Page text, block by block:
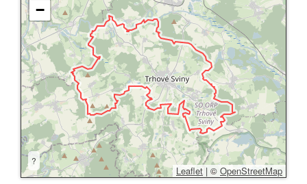
−
?
Leaflet | © OpenStreetMap